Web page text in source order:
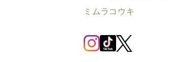
ミムラコウキ